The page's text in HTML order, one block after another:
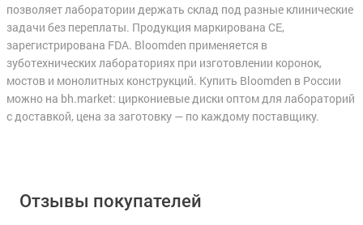
позволяет лаборатории держать склад под разные клинические
задачи без переплаты. Продукция маркирована CE,
зарегистрирована FDA. Bloomden применяется в
зуботехнических лабораториях при изготовлении коронок,
мостов и монолитных конструкций. Купить Bloomden в России
можно на bh.market: циркониевые диски оптом для лабораторий
с доставкой, цена за заготовку — по каждому поставщику.
Отзывы покупателей